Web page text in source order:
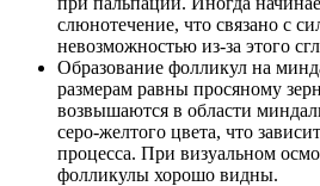
слюнотечение, что связано с
невозможностью из-за этого
Образование фолликул на
размерам равны просяному
возвышаются в области
серо-желтого цвета, что
процесса. При визуальном
фолликулы хорошо видны.